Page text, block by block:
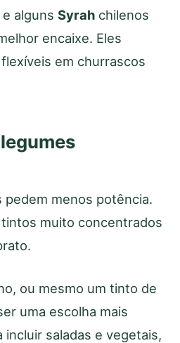
e alguns Syrah chilenos
encaixe. Eles
em churrascos
pedem menos potência.
muito concentrados
ou mesmo um tinto de
uma escolha mais
incluir saladas e vegetais,